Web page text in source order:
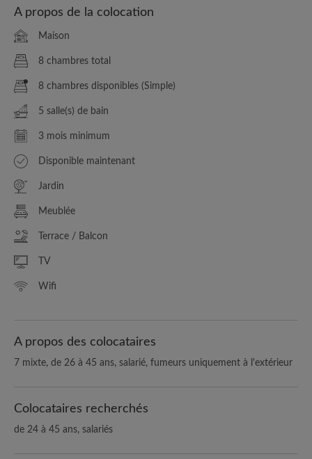
A propos de la colocation
Maison
8 chambres total
8 chambres disponibles (Simple)
5 salle(s) de bain
3 mois minimum
Disponible maintenant
Jardin
Meublée
Terrace / Balcon
TV
Wifi
A propos des colocataires
7 mixte, de 26 à 45 ans, salarié, fumeurs uniquement à l'extérieur
Colocataires recherchés
de 24 à 45 ans, salariés